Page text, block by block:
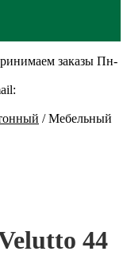
заказы Пн-
/Мебельный
44